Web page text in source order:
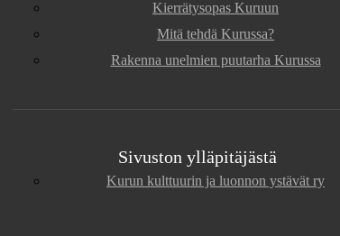
Kierrätysopas Kuruun
Mitä tehdä Kurussa?
Rakenna unelmien puutarha Kurussa
Sivuston ylläpitäjästä
Kurun kulttuurin ja luonnon ystävät ry